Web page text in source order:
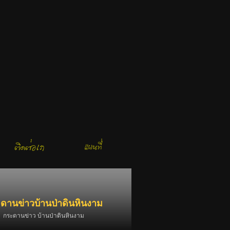
านข่าวบ้านป่าดินหินงาม
กระดานข่าว บ้านป่าดินหินงาม